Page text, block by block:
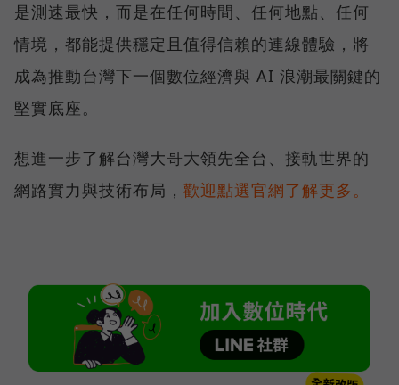
是測速最快，而是在任何時間、任何地點、任何
情境，都能提供穩定且值得信賴的連線體驗，將
成為推動台灣下一個數位經濟與 AI 浪潮最關鍵的
堅實底座。
想進一步了解台灣大哥大領先全台、接軌世界的
網路實力與技術布局， 歡迎點選官網了解更多。